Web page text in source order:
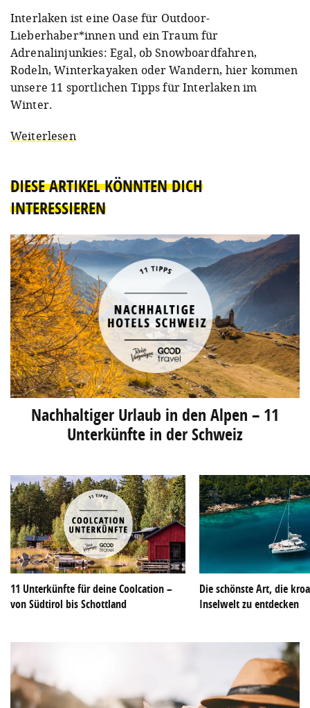
Interlaken ist eine Oase für Outdoor-
Lieberhaber*innen und ein Traum für
Adrenalinjunkies: Egal, ob Snowboardfahren,
Rodeln, Winterkayaken oder Wandern, hier kommen
unsere 11 sportlichen Tipps für Interlaken im
Winter.
Weiterlesen
DIESE ARTIKEL KÖNNTEN DICH
INTERESSIEREN
Nachhaltiger Urlaub in den Alpen – 11
Unterkünfte in der Schweiz
11 Unterkünfte für deine Coolcation –
von Südtirol bis Schottland
Die schönste Art, die
Inselwelt zu entdecken